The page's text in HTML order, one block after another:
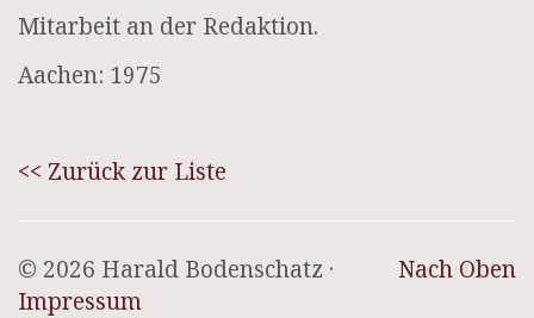
Mitarbeit an der Redaktion.
Aachen: 1975
<< Zurück zur Liste
Nach Oben
© 2026 Harald Bodenschatz ·
Impressum